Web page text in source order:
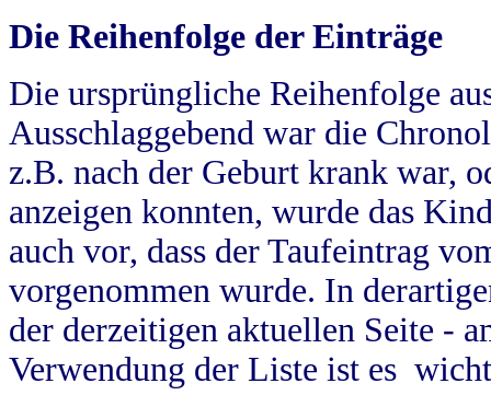
Die Reihenfolge der Einträge
Die ursprüngliche Reihenfolge
Ausschlaggebend war die
z.B. nach der Geburt krank war,
anzeigen konnten, wurde das
auch vor, dass der Taufeintrag
vorgenommen wurde. In
der derzeitigen aktuellen Seite -
Verwendung der Liste ist es